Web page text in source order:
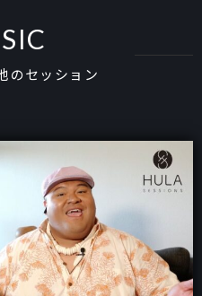
のセッション